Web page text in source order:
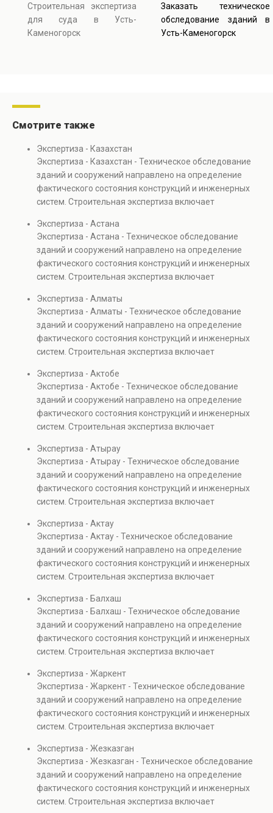
Строительная экспертиза
для суда в Усть-
Каменогорск
Заказать техническое
обследование зданий в
Усть-Каменогорск
Смотрите также
Экспертиза - Казахстан
Экспертиза - Казахстан - Техническое обследование
зданий и сооружений направлено на определение
фактического состояния конструкций и инженерных
систем. Строительная экспертиза включает
элементов и оценку эксплуатационной безопасности.
Услуга востребована при покупке недвижимости,
капитальном ремонте и реконструкции объектов, а
также при судебных разбирательствах и технических
проверках.
Экспертиза - Астана
Экспертиза - Астана - Техническое обследование
зданий и сооружений направлено на определение
фактического состояния конструкций и инженерных
систем. Строительная экспертиза включает
элементов и оценку эксплуатационной безопасности.
Услуга востребована при покупке недвижимости,
капитальном ремонте и реконструкции объектов, а
также при судебных разбирательствах и технических
проверках.
Экспертиза - Алматы
Экспертиза - Алматы - Техническое обследование
зданий и сооружений направлено на определение
фактического состояния конструкций и инженерных
систем. Строительная экспертиза включает
элементов и оценку эксплуатационной безопасности.
Услуга востребована при покупке недвижимости,
капитальном ремонте и реконструкции объектов, а
также при судебных разбирательствах и технических
проверках.
Экспертиза - Актобе
Экспертиза - Актобе - Техническое обследование
зданий и сооружений направлено на определение
фактического состояния конструкций и инженерных
систем. Строительная экспертиза включает
элементов и оценку эксплуатационной безопасности.
Услуга востребована при покупке недвижимости,
капитальном ремонте и реконструкции объектов, а
также при судебных разбирательствах и технических
проверках.
Экспертиза - Атырау
Экспертиза - Атырау - Техническое обследование
зданий и сооружений направлено на определение
фактического состояния конструкций и инженерных
систем. Строительная экспертиза включает
элементов и оценку эксплуатационной безопасности.
Услуга востребована при покупке недвижимости,
капитальном ремонте и реконструкции объектов, а
также при судебных разбирательствах и технических
проверках.
Экспертиза - Актау
Экспертиза - Актау - Техническое обследование
зданий и сооружений направлено на определение
фактического состояния конструкций и инженерных
систем. Строительная экспертиза включает
элементов и оценку эксплуатационной безопасности.
Услуга востребована при покупке недвижимости,
капитальном ремонте и реконструкции объектов, а
также при судебных разбирательствах и технических
проверках.
Экспертиза - Балхаш
Экспертиза - Балхаш - Техническое обследование
зданий и сооружений направлено на определение
фактического состояния конструкций и инженерных
систем. Строительная экспертиза включает
элементов и оценку эксплуатационной безопасности.
Услуга востребована при покупке недвижимости,
капитальном ремонте и реконструкции объектов, а
также при судебных разбирательствах и технических
проверках.
Экспертиза - Жаркент
Экспертиза - Жаркент - Техническое обследование
зданий и сооружений направлено на определение
фактического состояния конструкций и инженерных
систем. Строительная экспертиза включает
элементов и оценку эксплуатационной безопасности.
Услуга востребована при покупке недвижимости,
капитальном ремонте и реконструкции объектов, а
также при судебных разбирательствах и технических
проверках.
Экспертиза - Жезказган
Экспертиза - Жезказган - Техническое обследование
зданий и сооружений направлено на определение
фактического состояния конструкций и инженерных
систем. Строительная экспертиза включает